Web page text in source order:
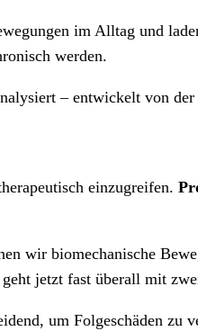
im Alltag und
werden.
– entwickelt von
einzugreifen.
wir biomechanische
jetzt fast überall mit
um Folgeschäden